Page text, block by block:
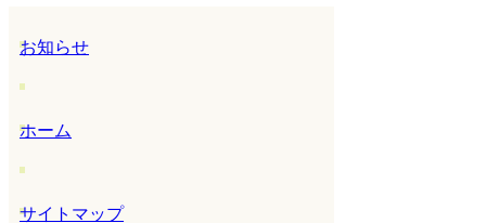
お知らせ
ホーム
サイトマップ